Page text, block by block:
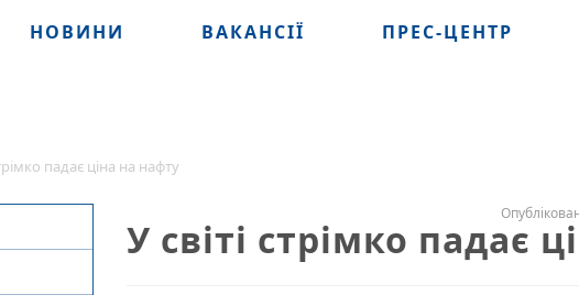
НОВИНИ ВАКАНСІЇ ПРЕС-ЦЕНТР
падає ціна на нафту
У світі стрімко падає